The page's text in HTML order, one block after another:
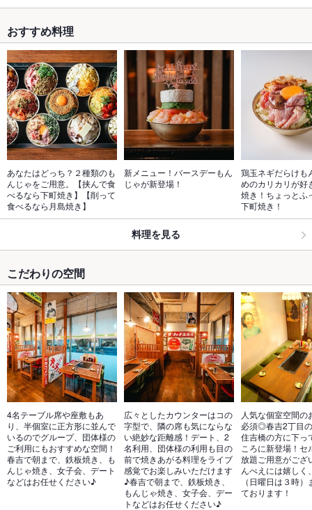
おすすめ料理
あなたはどっち？２種類のも
んじゃをご用意。【挟んで食
べるなら下町焼き】【削って
食べるなら月島焼き】
新メニュー！バースデーもん
じゃが新登場！
鶏玉ネギだらけ
めのカリカリが好
焼き！ちょっとふ
下町焼き！
料理を見る
こだわりの空間
4名テーブル席や座敷もあ
り、半個室に正方形に並んで
いるのでグループ、団体様の
ご利用にもおすすめな空間！
春吉で朝まで、鉄板焼き、も
んじゃ焼き、女子会、デート
などはお任せください♪
広々としたカウンターはコの
字型で、隣の席も気にならな
い絶妙な距離感！デート、2
名利用、団体様の利用も目の
前で焼きあがる料理をライブ
感覚でお楽しみいただけます
♪春吉で朝まで、鉄板焼き、
もんじゃ焼き、女子会、デー
トなどはお任せください♪
人気な個室空間の
必須◎春吉2丁目
住吉橋の方に下っ
ころに新登場！セ
放題ご用意がござ
んべえには嬉しく
（日曜日は３時
ております！